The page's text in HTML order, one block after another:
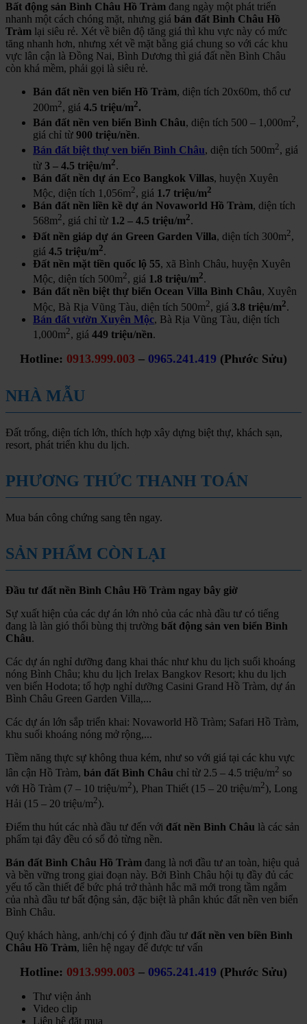
Bất động sản Bình Châu Hồ Tràm đang ngày một phát triển
nhanh một cách chóng mặt, nhưng giá bán đất Bình Châu Hồ
Tràm lại siêu rẻ. Xét về biên độ tăng giá thì khu vực này có mức
tăng nhanh hơn, nhưng xét về mặt bằng giá chung so với các khu
vực lân cận là Đồng Nai, Bình Dương thì giá đất nền Bình Châu
còn khá mềm, phải gọi là siêu rẻ.
Bán đất nền ven biển Hồ Tràm, diện tích 20x60m, thổ cư
200m2, giá 4.5 triệu/m2.
Bán đất nền ven biển Bình Châu, diện tích 500 – 1,000m2,
giá chỉ từ 900 triệu/nền.
Bán đất biệt thự ven biển Bình Châu, diện tích 500m2, giá
từ 3 – 4.5 triệu/m2.
Bán đất nền dự án Eco Bangkok Villas, huyện Xuyên
Mộc, diện tích 1,056m2, giá 1.7 triệu/m2
Bán đất nền liền kề dự án Novaworld Hồ Tràm, diện tích
568m2, giá chỉ từ 1.2 – 4.5 triệu/m2.
Đất nền giáp dự án Green Garden Villa, diện tích 300m2,
giá 4.5 triệu/m2.
Đất nền mặt tiền quốc lộ 55, xã Bình Châu, huyện Xuyên
Mộc, diện tích 500m2, giá 1.8 triệu/m2.
Bán đất nền biệt thự biển Ocean Villa Bình Châu, Xuyên
Mộc, Bà Rịa Vũng Tàu, diện tích 500m2, giá 3.8 triệu/m2.
Bán đất vườn Xuyên Mộc, Bà Rịa Vũng Tàu, diện tích
1,000m2, giá 449 triệu/nền.
Hotline: 0913.999.003 – 0965.241.419 (Phước Sửu)
NHÀ MẪU
Đất trống, diện tích lớn, thích hợp xây dựng biệt thự, khách sạn,
resort, phát triển khu du lịch.
PHƯƠNG THỨC THANH TOÁN
Mua bán công chứng sang tên ngay.
SẢN PHẨM CÒN LẠI
Đầu tư đất nền Bình Châu Hồ Tràm ngay bây giờ
Sự xuất hiện của các dự án lớn nhỏ của các nhà đầu tư có tiếng
đang là làn gió thổi bùng thị trường bất động sản ven biển Bình
Châu.
Các dự án nghỉ dưỡng đang khai thác như khu du lịch suối khoáng
nóng Bình Châu; khu du lịch Irelax Bangkov Resort; khu du lịch
ven biển Hodota; tổ hợp nghỉ dưỡng Casini Grand Hồ Tràm, dự án
Bình Châu Green Garden Villa,...
Các dự án lớn sắp triển khai: Novaworld Hồ Tràm; Safari Hồ Tràm,
khu suối khoáng nóng mở rộng,...
Tiềm năng thực sự không thua kém, như so với giá tại các khu vực
lân cận Hồ Tràm, bán đất Bình Châu chỉ từ 2.5 – 4.5 triệu/m2 so
với Hồ Tràm (7 – 10 triệu/m2), Phan Thiết (15 – 20 triệu/m2), Long
Hải (15 – 20 triệu/m2).
Điểm thu hút các nhà đầu tư đến với đất nền Bình Châu là các sản
phẩm tại đây đều có sổ đỏ từng nền.
Bán đất Bình Châu Hồ Tràm đang là nơi đầu tư an toàn, hiệu quả
và bền vững trong giai đoạn này. Bởi Bình Châu hội tụ đầy đủ các
yếu tố cần thiết để bức phá trở thành hắc mã mới trong tầm ngắm
của nhà đầu tư bất động sản, đặc biệt là phân khúc đất nền ven biển
Bình Châu.
Quý khách hàng, anh/chị có ý định đầu tư đất nền ven biền Bình
Châu Hồ Tràm, liên hệ ngay để được tư vấn
Hotline: 0913.999.003 – 0965.241.419 (Phước Sửu)
Thư viện ảnh
Video clip
Liên hệ đặt mua